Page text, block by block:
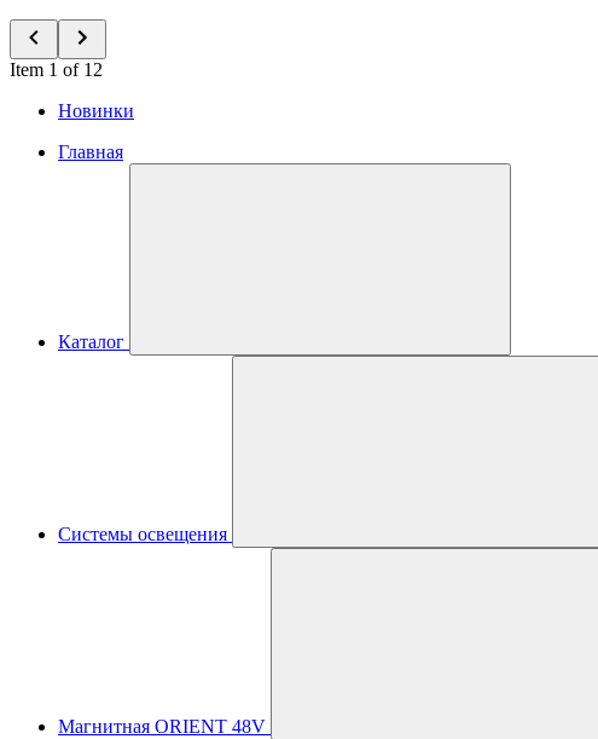
Item 1 of 12
Новинки
Главная
Каталог
Системы освещения
Магнитная ORIENT 48V